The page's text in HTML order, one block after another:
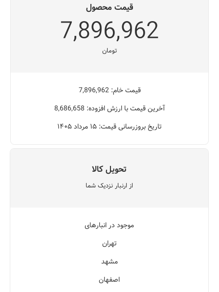
قیمت محصول
7,896,962
تومان
قیمت خام: 7,896,962
آخرین قیمت با ارزش افزوده: 8,686,658
تاریخ بروزرسانی قیمت: ۱۵ مرداد ۱۴۰۵
تحویل کالا
از ارنبار نزدیک شما
موجود در انبارهای
تهران
مشهد
اصفهان